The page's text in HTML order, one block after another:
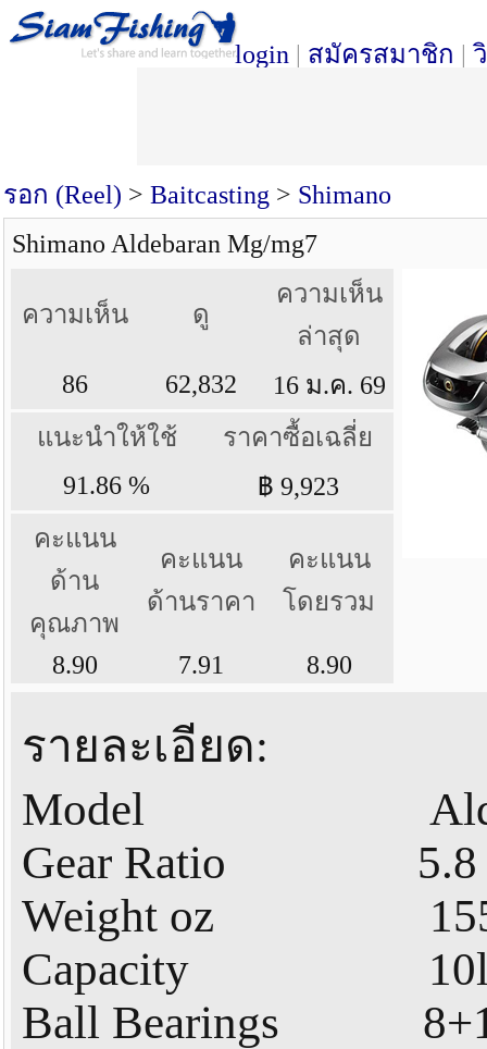
login | สมัครสมาชิก |
รอก (Reel) > Baitcasting > Shimano
Shimano Aldebaran Mg/mg7
ความเห็น ดู
ความเห็น
ล่าสุด
86
62,832
16 ม.ค. 69
แนะนำให้ใช้
ราคาซื้อเฉลี่ย
91.86 %
฿ 9,923
คะแนน
ด้าน
คุณภาพ
คะแนน
ด้านราคา
คะแนน
โดยรวม
8.90 7.91 8.90
รายละเอียด:
Model
Gear Ratio 5.8
Weight oz
Capacity 10lb-
Ball Bearings